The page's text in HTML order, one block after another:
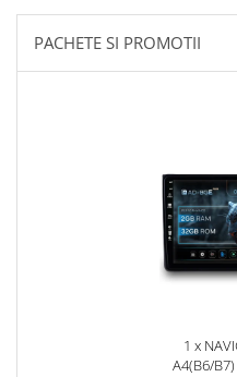
PACHETE SI PROMOTII
1 x
A4(B6/B7)